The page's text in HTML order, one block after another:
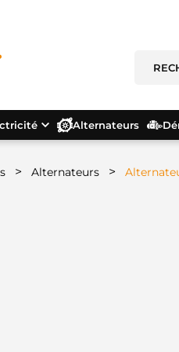
Alternateurs
> Alternateurs >